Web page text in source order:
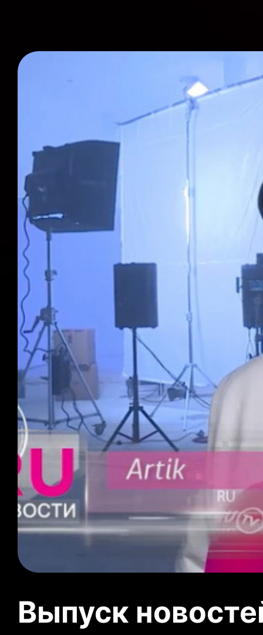
Выпуск